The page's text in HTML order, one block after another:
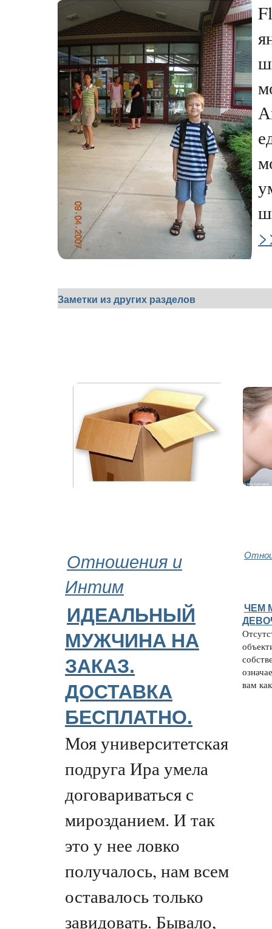
Заметки из других разделов
Отношения и
Интим
ИДЕАЛЬНЫЙ
МУЖЧИНA НА
ЗАКАЗ.
ДОСТАВКА
БЕСПЛАТНО.
Моя университетская
подруга Ира умела
договариваться с
мирозданием. И так
это у нее ловко
получалось, нам всем
оставалось только
завидовать. Бывало,
ЧЕМ
вам